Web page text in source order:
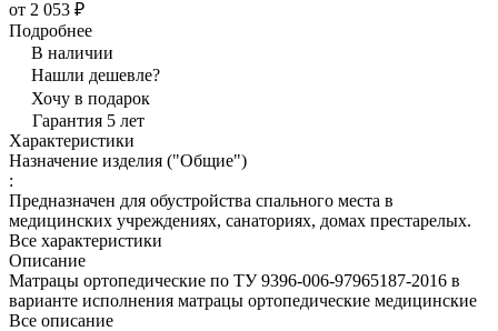
от 2 053 ₽
Подробнее
В наличии
Нашли дешевле?
Хочу в подарок
Гарантия 5 лет
Характеристики
Назначение изделия ("Общие")
:
Предназначен для обустройства спального места в
медицинских учреждениях, санаториях, домах престарелых.
Все характеристики
Описание
Матрацы ортопедические по ТУ 9396-006-97965187-2016 в
варианте исполнения матрацы ортопедические медицинские
Все описание